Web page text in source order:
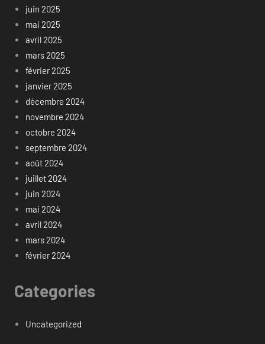
juin 2025
mai 2025
avril 2025
mars 2025
février 2025
janvier 2025
décembre 2024
novembre 2024
octobre 2024
septembre 2024
août 2024
juillet 2024
juin 2024
mai 2024
avril 2024
mars 2024
février 2024
Categories
Uncategorized